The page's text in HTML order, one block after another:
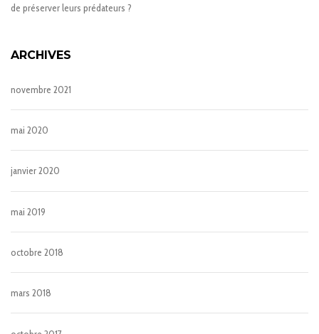
de préserver leurs prédateurs ?
ARCHIVES
novembre 2021
mai 2020
janvier 2020
mai 2019
octobre 2018
mars 2018